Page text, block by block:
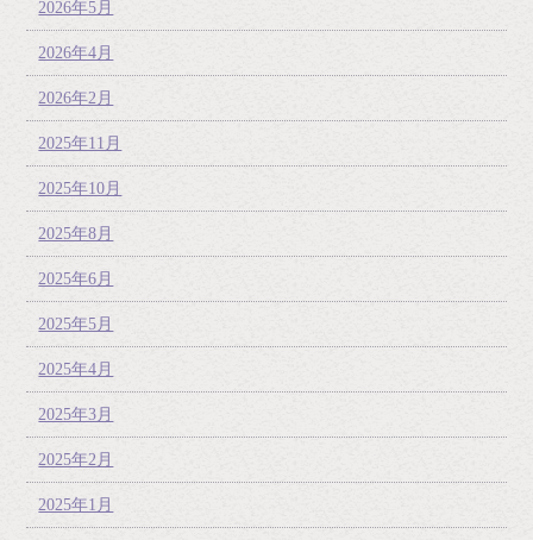
2026年5月
2026年4月
2026年2月
2025年11月
2025年10月
2025年8月
2025年6月
2025年5月
2025年4月
2025年3月
2025年2月
2025年1月